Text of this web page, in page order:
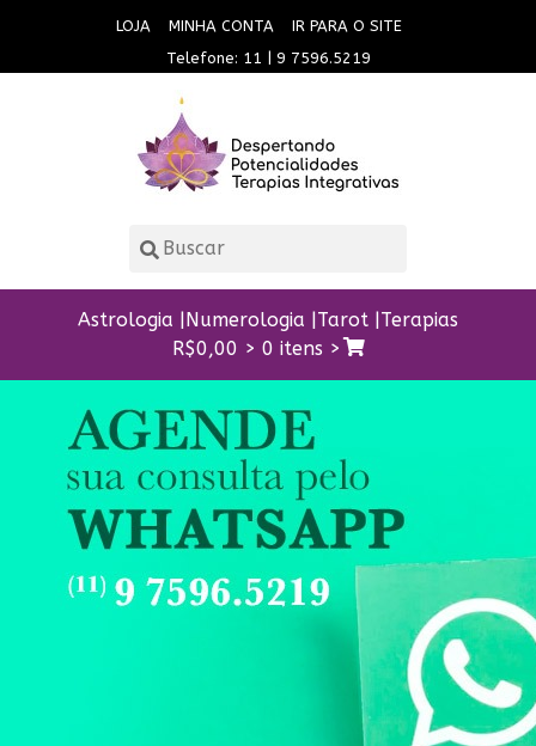
LOJA MINHA CONTA
IR PARA O SITE
Telefone: 11 | 9 7596.5219
Astrologia Numerologia Tarot Terapias
R$0,00 > 0 itens >